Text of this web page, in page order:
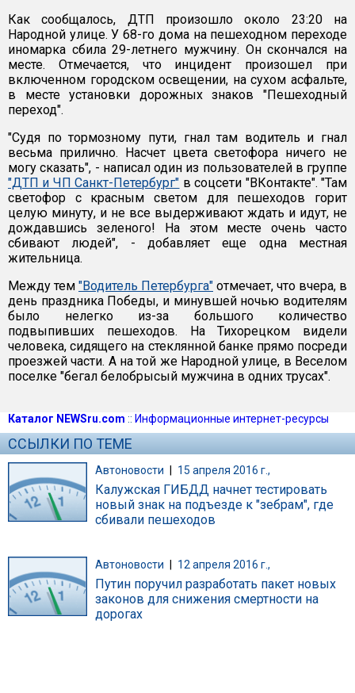
Как сообщалось, ДТП произошло около 23:20 на
Народной улице. У 68-го дома на пешеходном переходе
иномарка сбила 29-летнего мужчину. Он скончался на
месте. Отмечается, что инцидент произошел при
включенном городском освещении, на сухом асфальте,
в месте установки дорожных знаков "Пешеходный
переход".
"Судя по тормозному пути, гнал там водитель и гнал
весьма прилично. Насчет цвета светофора ничего не
могу сказать", - написал один из пользователей в группе
"ДТП и ЧП Санкт-Петербург" в соцсети "ВКонтакте". "Там
светофор с красным светом для пешеходов горит
целую минуту, и не все выдерживают ждать и идут, не
дождавшись зеленого! На этом месте очень часто
сбивают людей", - добавляет еще одна местная
жительница.
Между тем "Водитель Петербурга" отмечает, что вчера, в
день праздника Победы, и минувшей ночью водителям
было нелегко из-за большого количество
подвыпивших пешеходов. На Тихорецком видели
человека, сидящего на стеклянной банке прямо посреди
проезжей части. А на той же Народной улице, в Веселом
поселке "бегал белобрысый мужчина в одних трусах".
Каталог NEWSru.com :: Информационные интернет-ресурсы
ССЫЛКИ ПО ТЕМЕ
Автоновости | 15 апреля 2016 г.,
Калужская ГИБДД начнет тестировать
новый знак на подъезде к "зебрам", где
сбивали пешеходов
Автоновости 12 апреля 2016 г.,
Путин поручил разработать пакет новых
законов для снижения смертности на
дорогах